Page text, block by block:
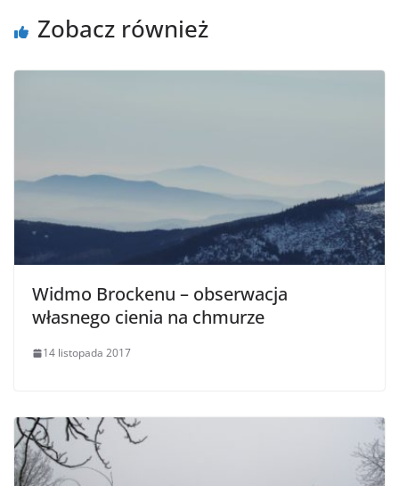
Zobacz również
Widmo Brockenu – obserwacja
własnego cienia na chmurze
14 listopada 2017